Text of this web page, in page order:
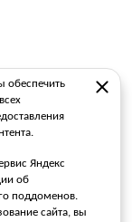
обеспечить
Яндекс
об
поддоменов.
сайта, вы